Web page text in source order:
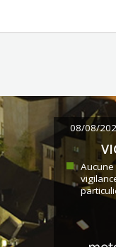
08/08/
Aucune